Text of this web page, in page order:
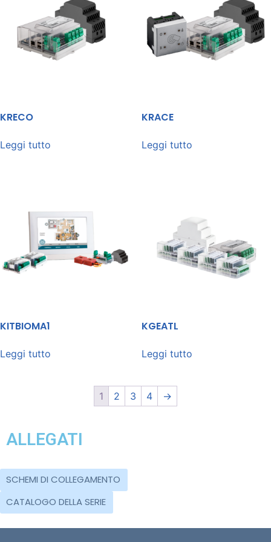
KRECO
Leggi tutto
KRACE
Leggi tutto
KITBIOMA1
Leggi tutto
KGEATL
Leggi tutto
1 2 3 4 →
ALLEGATI
SCHEMI DI COLLEGAMENTO
CATALOGO DELLA SERIE